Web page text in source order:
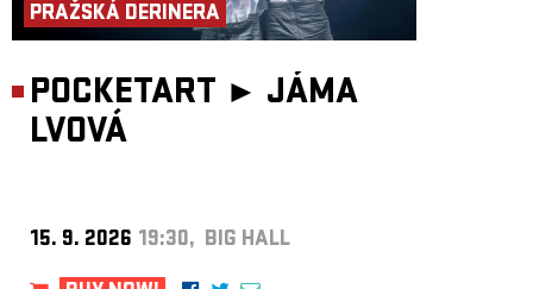
PRAŽSKÁ DERINERA
POCKETART ► JÁMA
LVOVÁ
15. 9. 2026 19:30, BIG HALL